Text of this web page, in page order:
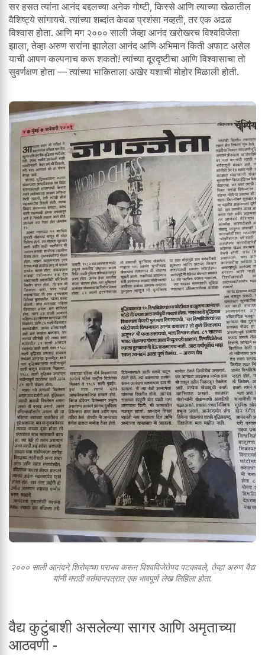
सर हसत त्यांना आनंद बद्दलच्या अनेक गोष्टी, किस्से आणि त्याच्या खेळातील
वैशिष्ट्ये सांगायचे. त्यांच्या शब्दांत केवळ प्रशंसा नव्हती, तर एक अढळ
विश्वास होता. आणि मग २००० साली जेव्हा आनंद खरोखरच विश्वविजेता
झाला, तेव्हा अरुण सरांना झालेला आनंद आणि अभिमान किती अफाट असेल
याची आपण कल्पनाच करू शकतो! त्यांच्या दूरदृष्टीचा आणि विश्वासाचा तो
सुवर्णक्षण होता — त्यांच्या भाकिताला अखेर यशाची मोहोर मिळाली होती.
२००० साली आनंदने शिरोव्ह्चा पराभव करून विश्वविजेतेपद पटकावले, तेव्हा अरुण वैद्य
यांनी मराठी वर्तमानपत्रात एक भावपूर्ण लेख लिहिला होता.
वैद्य कुटुंबाशी असलेल्या सागर आणि अमृताच्या
आठवणी -